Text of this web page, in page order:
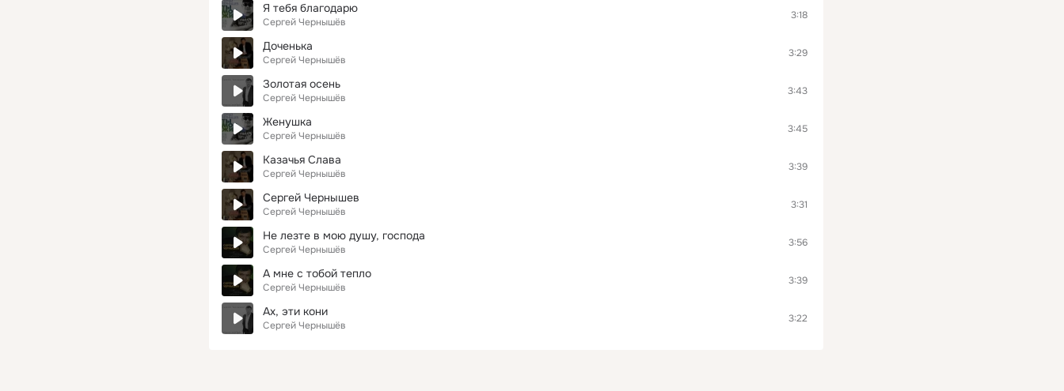
Я тебя благодарю
Сергей Чернышёв
3:18
Доченька
Сергей Чернышёв
3:29
Золотая осень
Сергей Чернышёв
3:43
Женушка
Сергей Чернышёв
3:45
Казачья Слава
Сергей Чернышёв
3:39
Сергей Чернышев
Сергей Чернышёв
3:31
Не лезте в мою душу, господа
Сергей Чернышёв
3:56
А мне с тобой тепло
Сергей Чернышёв
3:39
Ах, эти кони
Сергей Чернышёв
3:22